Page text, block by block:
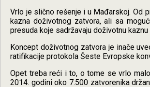
Vrlo je slično rešenje i u Mađarskoj. Od
kazna doživotnog zatvora, ali sa
presuda koje sadržavaju doživotnu
Koncept doživotnog zatvora je inače
ratifikacije protokola Šeste Evropske
Opet treba reći i to, o tome se vrlo
2014. godini oko 7.500 zatvorenika